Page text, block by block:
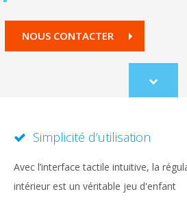
NOUS CONTACTER
Scroll
to
Simplicité d’utilisation
Avec l’interface tactile intuitive, la
intérieur est un véritable jeu d'enfant